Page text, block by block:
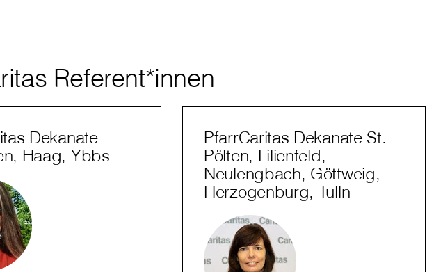
Referent*innen
Dekanate
Haag, Ybbs
PfarrCaritas Dekanate St.
Pölten, Lilienfeld,
Neulengbach, Göttweig,
Herzogenburg, Tulln